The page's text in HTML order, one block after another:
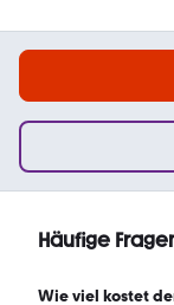
Häufige
Wie viel kostet